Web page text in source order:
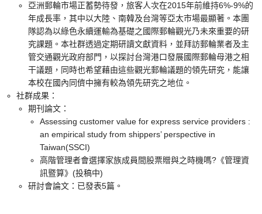
亞洲郵輪市場正蓄勢待發，旅客人次在2015年前維持6%-9%的
年成長率，其中以大陸、南韓及台灣等亞太市場最顯著。本團
隊認為以綠色永續運輸為基礎之國際郵輪觀光乃未來重要的研
究課題。本社群透過定期研讀文獻資料，並拜訪郵輪業者及主
管交通觀光政府部門，以探討台灣港口發展國際郵輪母港之相
干議題，同時也希望藉由這些觀光郵輪議題的領先研究，能讓
本校在國內同儕中擁有較為領先研究之地位。
社群成果：
期刊論文：
Assessing customer value for express service providers :
an empirical study from shippers’ perspective in
Taiwan(SSCI)
高階管理者會選擇家族成員間股票贈與之時機嗎?《管理資
訊暨算》(投稿中)
研討會論文：已發表5篇。